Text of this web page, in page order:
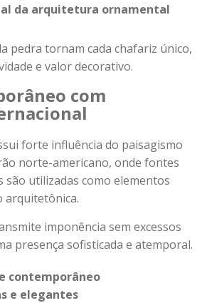
da arquitetura ornamental
pedra tornam cada chafariz único,
e valor decorativo.
com
forte influência do paisagismo
norte-americano, onde fontes
utilizadas como elementos
arquitetônica.
imponência sem excessos
presença sofisticada e atemporal.
contemporâneo
e elegantes